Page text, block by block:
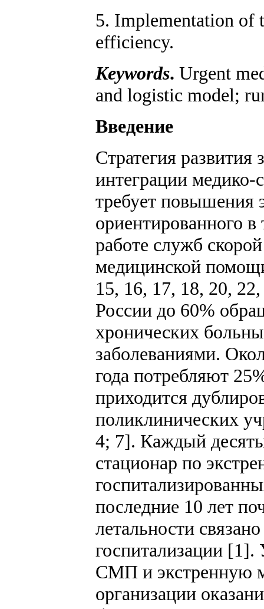
5. Implementation of
efficiency.
Keywords. Urgent
and logistic model;
Введение
Стратегия развития
интеграции
требует повышения
ориентированного
работе служб
медицинской
15, 16, 17, 18, 20,
России до 60%
хронических
заболеваниями.
года потребляют
приходится
поликлинических
4; 7]. Каждый
стационар по
последние 10 лет
летальности
госпитализации
СМП и экстренную
организации